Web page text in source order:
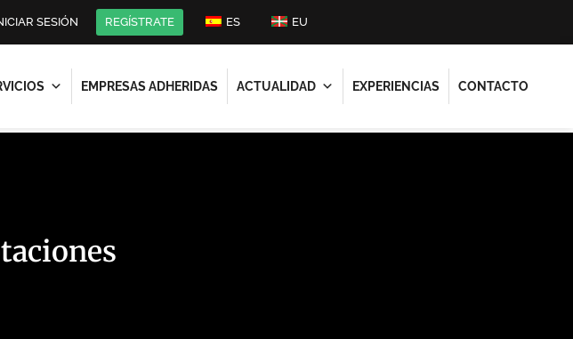
SESIÓN REGÍSTRATE ES EU
EMPRESAS ADHERIDAS ACTUALIDAD EXPERIENCIAS CONTACTO